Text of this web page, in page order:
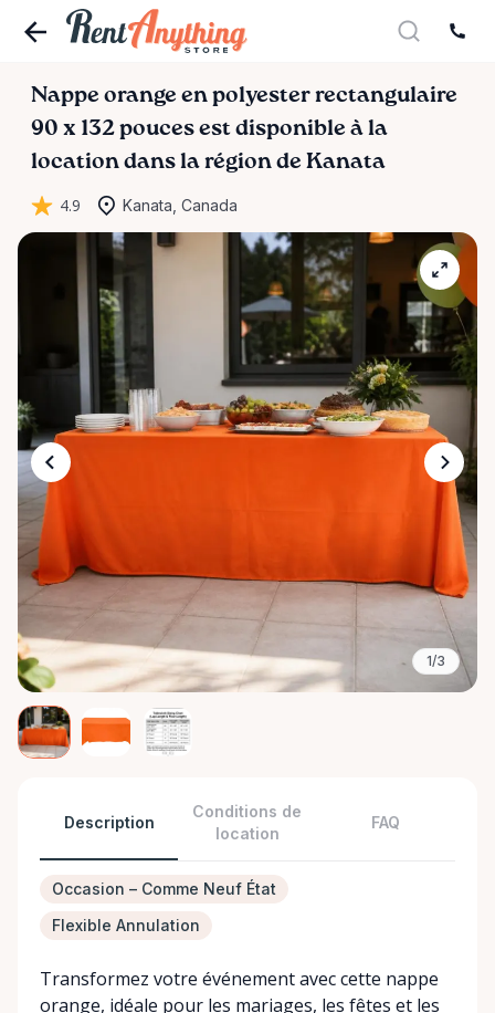
Nappe orange en polyester rectangulaire
90 x 132 pouces est disponible à la
location dans la région de Kanata
4.9 Kanata, Canada
1/3
Description
Conditions de
location
FAQ
Occasion – Comme Neuf État
Flexible Annulation
Transformez votre événement avec cette nappe
orange, idéale pour les mariages, les fêtes et les